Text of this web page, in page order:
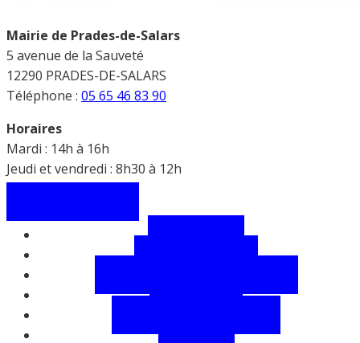
Mairie de Prades-de-Salars
5 avenue de la Sauveté
12290 PRADES-DE-SALARS
Téléphone : 05 65 46 83 90
Horaires
Mardi : 14h à 16h
Jeudi et vendredi : 8h30 à 12h